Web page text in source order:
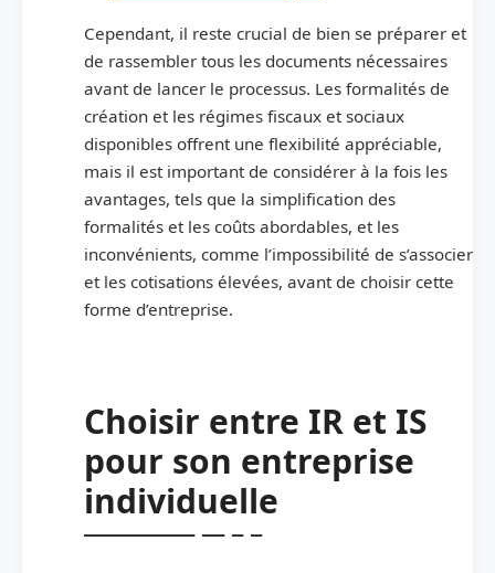
Cependant, il reste crucial de bien se préparer et
de rassembler tous les documents nécessaires
avant de lancer le processus. Les formalités de
création et les régimes fiscaux et sociaux
disponibles offrent une flexibilité appréciable,
mais il est important de considérer à la fois les
avantages, tels que la simplification des
formalités et les coûts abordables, et les
inconvénients, comme l’impossibilité de s’associer
et les cotisations élevées, avant de choisir cette
forme d’entreprise.
Choisir entre IR et IS
pour son entreprise
individuelle